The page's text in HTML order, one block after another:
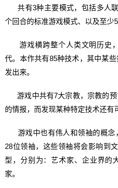
共有3种主要模式，包括多人联
个回合的标准游戏模式、以及至少
游戏横跨整个人类文明历史
代。本作共有85种技术，其中某
发出来。
游戏中共有7大宗教，宗教的预
的情报，而发现某种特定技术还有
游戏中也有伟人和领袖的概念
28位领袖，这些领袖将会影响到
型，分别为：艺术家、企业界的
家。